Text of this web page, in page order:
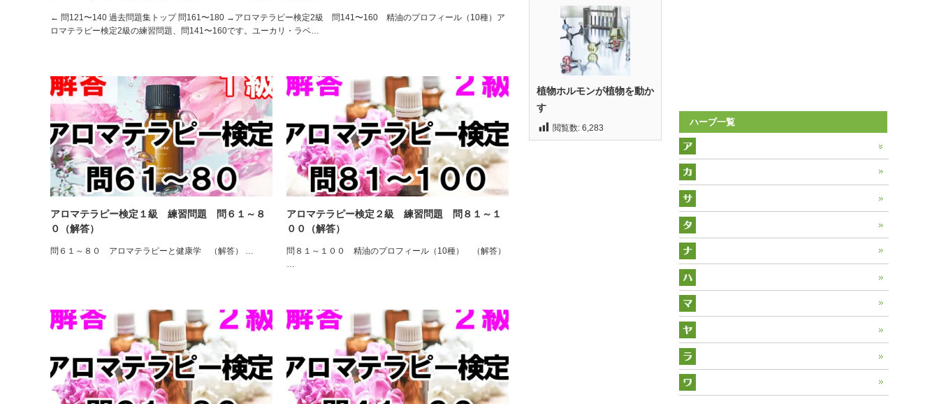
← 問121〜140 過去問題集トップ 問161〜180 →アロマテラピー検定2級 問141〜160 精油のプロフィール（10種）ア
ロマテラピー検定2級の練習問題、問141〜160です。ユーカリ・ラベ…
アロマテラピー検定１級 練習問題 問６１～８
０（解答）
問６１～８０ アロマテラピーと健康学 （解答） …
アロマテラピー検定２級 練習問題 問８１～１
００（解答）
問８１～１００ 精油のプロフィール（10種） （解答）
…
植物ホルモンが植物を動か
す
閲覧数: 6,283
ハーブ一覧
アーティチョーク
アニスヒソップ
アルカネット
アロエ
アロマティカス
アンゼリカ
イタリアンパセリ
エキナセア
エリキャンペーン
エルダー
カモミール
カレープラント
キャットニップ
キャラウェイ
クレソン
クローバーレッド
コモンマロウ
コリアンダー
コンフリー
サラダバーネット
サフラワー
サフラン
サンショウ
サントリナ
サンフラワー
シソ
ジャスミン
タイム
タラゴン
タンジー
タンデライオン
チコリ
チャービル
チャイブ
ナスタチウム
ニゲラ
バジル
ハーツイーズ
ハイビスカス
ヒソップ
フェンネル
マシュマロウ
マジョラム
マリーゴールド
ミント
ヤロウ
ユーカリ
ラベンダー